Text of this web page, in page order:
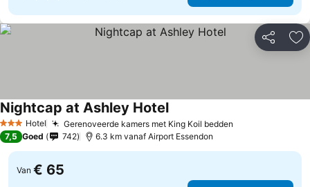
Delen
3 SterrenHotel Gerenoveerde kamers met King Koil bedden
Nightcap at Ashley Hotel
7,5 Goed 742 6.3 km vanaf Airport Essendon
Van € 65